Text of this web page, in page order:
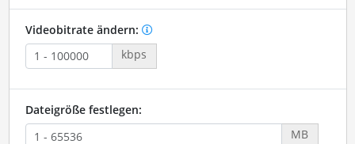
Videobitrate ändern:
kbps
Dateigröße festlegen:
MB